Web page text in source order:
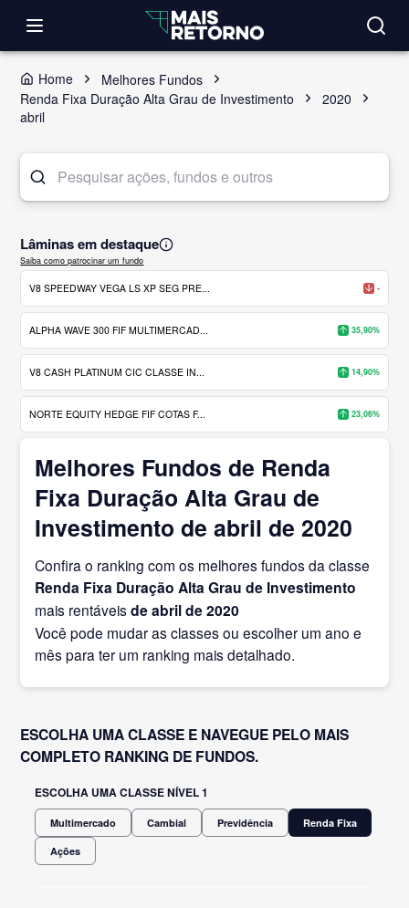
Home
Melhores Fundos
Renda Fixa Duração Alta Grau de Investimento
2020
abril
Lâminas em destaque
Saiba como patrocinar um fundo
V8 SPEEDWAY VEGA LS XP SEG PRE... -
ALPHA WAVE 300 FIF MULTIMERCAD... 35,90%
V8 CASH PLATINUM CIC CLASSE IN... 14,90%
NORTE EQUITY HEDGE FIF COTAS F... 23,06%
Melhores Fundos de Renda
Fixa Duração Alta Grau de
Investimento de abril de 2020
Confira o ranking com os melhores fundos da classe
Renda Fixa Duração Alta Grau de Investimento
mais rentáveisde abrilde 2020
Você pode mudar as classes ou escolher um ano e
mês para ter um ranking mais detalhado.
ESCOLHA UMA CLASSE E NAVEGUE PELO MAIS
COMPLETO RANKING DE FUNDOS.
ESCOLHA UMA CLASSE NÍVEL 1
Multimercado Cambial Previdência Renda Fixa
Ações